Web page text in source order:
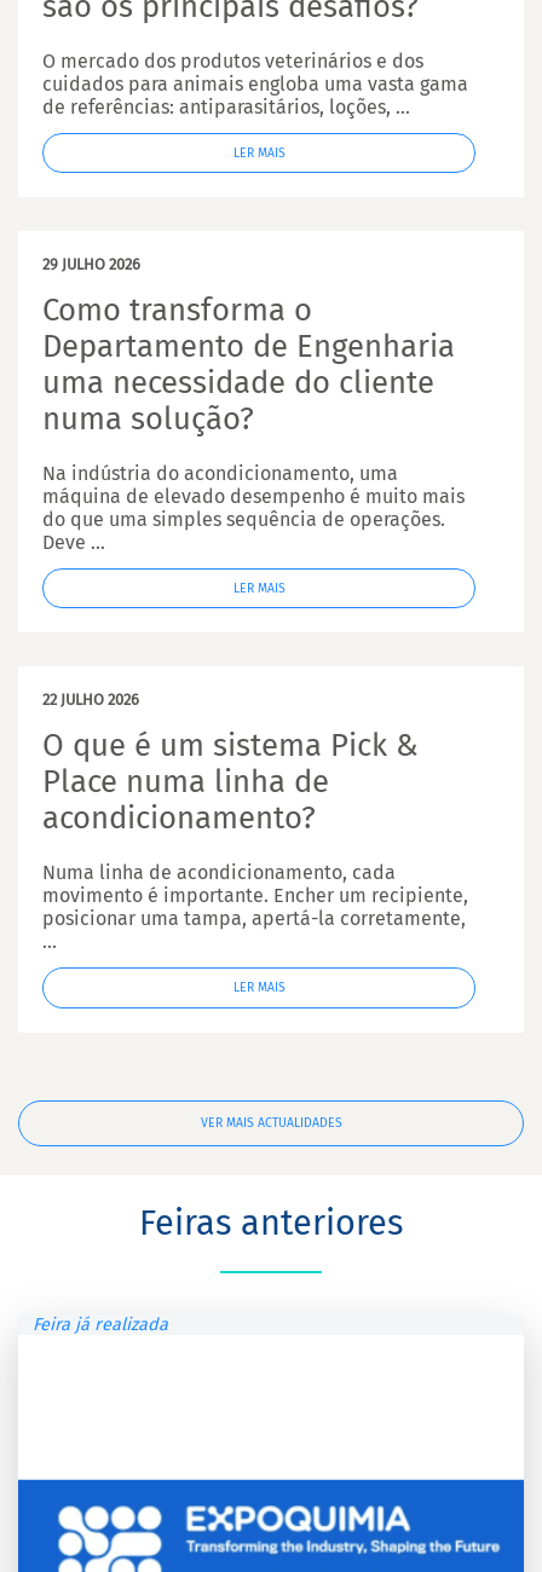
O mercado dos produtos veterinários e dos
cuidados para animais engloba uma vasta gama
de referências: antiparasitários, loções, ...
LER MAIS
29 JULHO 2026
Como transforma o
Departamento de Engenharia
uma necessidade do cliente
numa solução?
Na indústria do acondicionamento, uma
máquina de elevado desempenho é muito mais
do que uma simples sequência de operações.
Deve ...
LER MAIS
22 JULHO 2026
O que é um sistema Pick &
Place numa linha de
acondicionamento?
Numa linha de acondicionamento, cada
movimento é importante. Encher um recipiente,
posicionar uma tampa, apertá-la corretamente,
...
LER MAIS
VER MAIS ACTUALIDADES
Feiras anteriores
Feira já realizada